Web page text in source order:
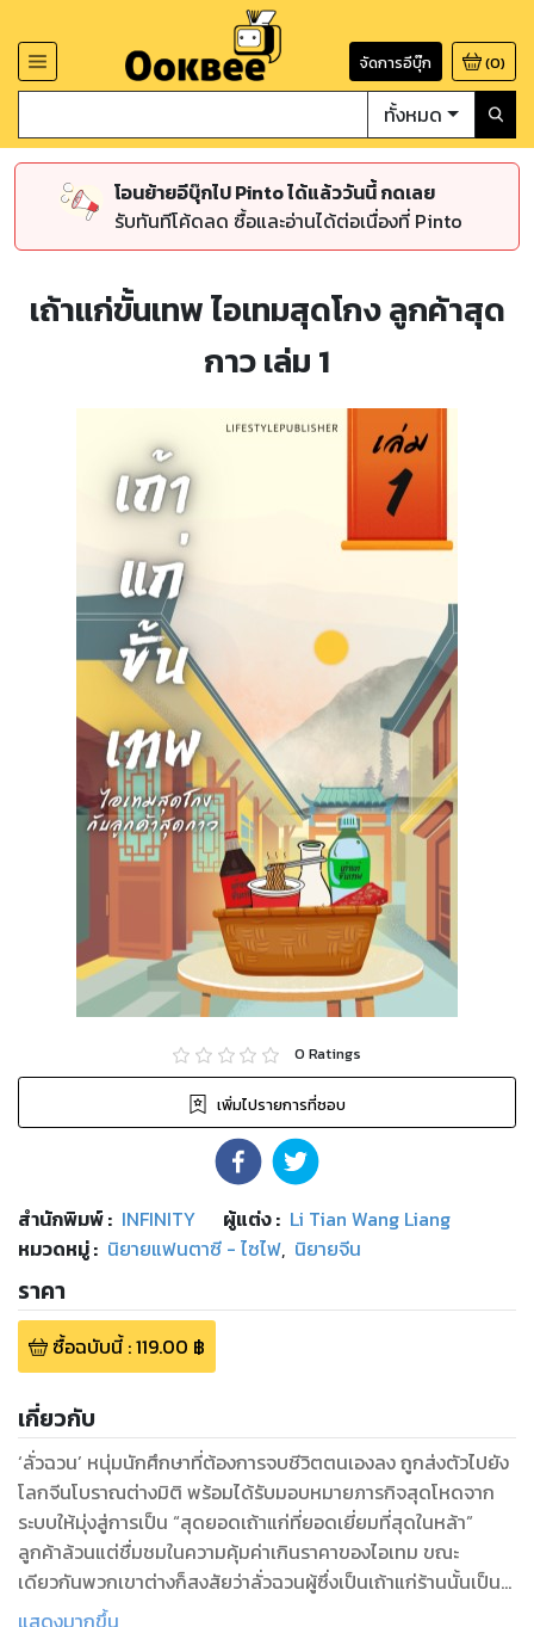
จัดการอีบุ๊ก (0)
ทั้งหมด
โอนย้ายอีบุ๊กไป Pinto ได้แล้ววันนี้ กดเลย
รับทันทีโค้ดลด ซื้อและอ่านได้ต่อเนื่องที่ Pinto
เถ้าแก่ขั้นเทพ ไอเทมสุดโกง ลูกค้าสุด
กาว เล่ม 1
0 Ratings
เพิ่มไปรายการที่ชอบ
สำนักพิมพ์: INFINITY ผู้แต่ง : Li Tian Wang Liang
หมวดหมู่: นิยายแฟนตาซี - ไซไฟ, นิยายจีน
ราคา
ซื้อฉบับนี้:119.00 ฿
เกี่ยวกับ
‘ลั่วฉวน’ หนุ่มนักศึกษาที่ต้องการจบชีวิตตนเองลง ถูกส่งตัวไปยัง
โลกจีนโบราณต่างมิติ พร้อมได้รับมอบหมายภารกิจสุดโหดจาก
ระบบให้มุ่งสู่การเป็น “สุดยอดเถ้าแก่ที่ยอดเยี่ยมที่สุดในหล้า”
ลูกค้าล้วนแต่ชื่มชมในความคุ้มค่าเกินราคาของไอเทม ขณะ
เดียวกันพวกเขาต่างก็สงสัยว่าลั่วฉวนผู้ซึ่งเป็นเถ้าแก่ร้านนั้นเป็น
ใครกันแน่ แต่สงสัยแล้วยังไง ที่พวกเขาสนใจน่ะ คือ ไอเทมสุดโกง